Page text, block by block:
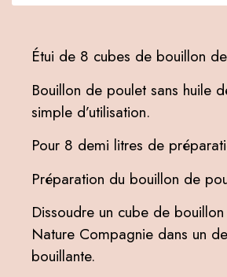
Étui de 8 cubes de bouillon
Bouillon de poulet sans huile
simple d’utilisation.
Pour 8 demi litres de
Préparation du bouillon de
Dissoudre un cube de
Nature Compagnie dans un
bouillante.